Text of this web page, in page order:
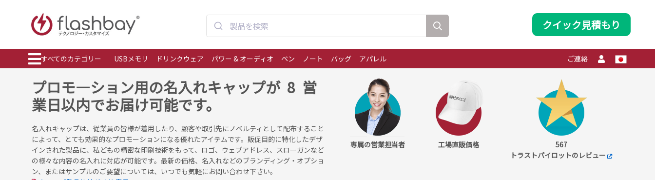
クイック見積もり
すべてのカテゴリー USBメモリ ドリンクウェア パワー & オーディオ ペン ノート バッグ アパレル ご連絡
プロモ―ション用の名入れキャップが 8 営
業日以内でお届け可能です。
名入れキャップは、従業員の皆様が着用したり、顧客や取引先にノベルティとして配布すること
によって、とても効果的なプロモーションになる優れたアイテムです。販促目的に特化したデザ
インされた製品に、私どもの精密な印刷技術をもって、ロゴ、ウェブアドレス、スローガンなど
の様々な内容の名入れに対応が可能です。最新の価格、名入れなどのブランディング・オプショ
ン、またはサンプルのご要望については、いつでも気軽にお問い合わせ下さい。
専属の営業担当者 工場直販価格
567
トラストパイロットのレビュー